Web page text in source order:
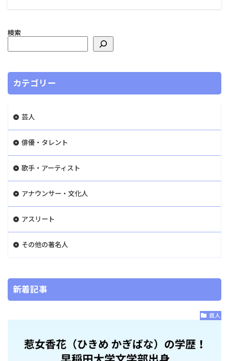
検索
カテゴリー
芸人
俳優・タレント
歌手・アーティスト
アナウンサー・文化人
アスリート
その他の著名人
新着記事
芸人